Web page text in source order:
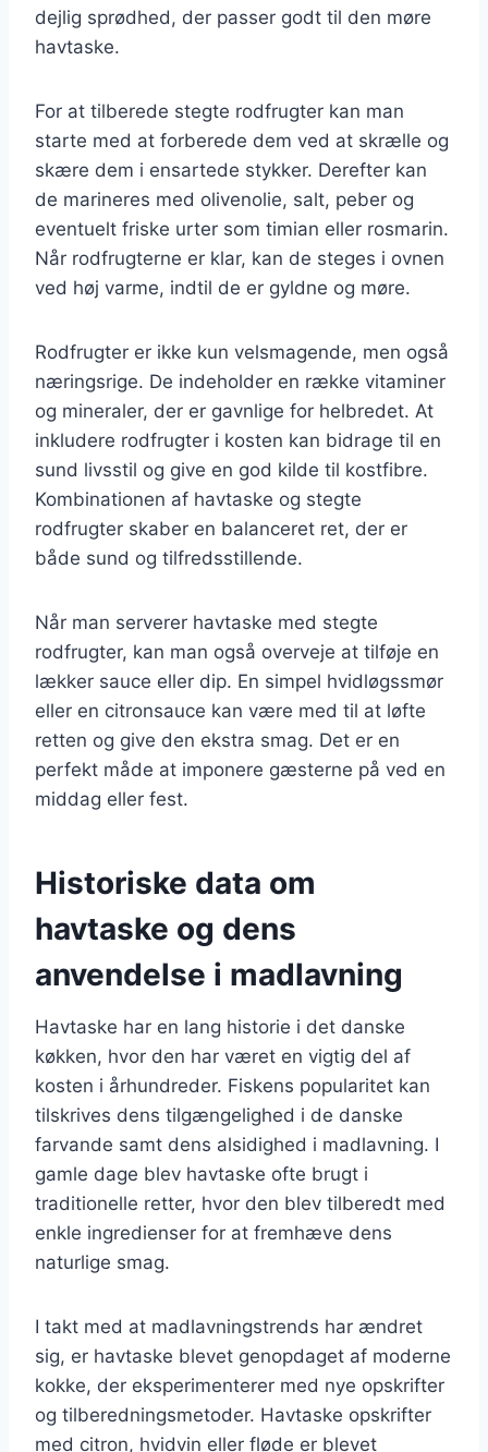
dejlig sprødhed, der passer godt til den møre
havtaske.
For at tilberede stegte rodfrugter kan man
starte med at forberede dem ved at skrælle og
skære dem i ensartede stykker. Derefter kan
de marineres med olivenolie, salt, peber og
eventuelt friske urter som timian eller rosmarin.
Når rodfrugterne er klar, kan de steges i ovnen
ved høj varme, indtil de er gyldne og møre.
Rodfrugter er ikke kun velsmagende, men også
næringsrige. De indeholder en række vitaminer
og mineraler, der er gavnlige for helbredet. At
inkludere rodfrugter i kosten kan bidrage til en
sund livsstil og give en god kilde til kostfibre.
Kombinationen af havtaske og stegte
rodfrugter skaber en balanceret ret, der er
både sund og tilfredsstillende.
Når man serverer havtaske med stegte
rodfrugter, kan man også overveje at tilføje en
lækker sauce eller dip. En simpel hvidløgssmør
eller en citronsauce kan være med til at løfte
retten og give den ekstra smag. Det er en
perfekt måde at imponere gæsterne på ved en
middag eller fest.
Historiske data om
havtaske og dens
anvendelse i madlavning
Havtaske har en lang historie i det danske
køkken, hvor den har været en vigtig del af
kosten i århundreder. Fiskens popularitet kan
tilskrives dens tilgængelighed i de danske
farvande samt dens alsidighed i madlavning. I
gamle dage blev havtaske ofte brugt i
traditionelle retter, hvor den blev tilberedt med
enkle ingredienser for at fremhæve dens
naturlige smag.
I takt med at madlavningstrends har ændret
sig, er havtaske blevet genopdaget af moderne
kokke, der eksperimenterer med nye opskrifter
og tilberedningsmetoder. Havtaske opskrifter
med citron, hvidvin eller fløde er blevet